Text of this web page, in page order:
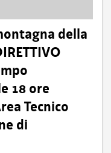
della
18 ore
Tecnico
di